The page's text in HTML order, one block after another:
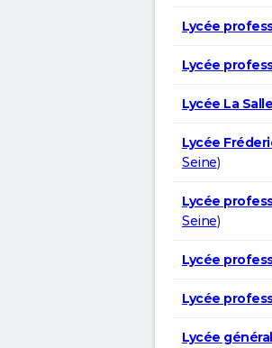
Lycée
Lycée
Lycée La Salle
Lycée
Seine)
Lycée
Seine)
Lycée
Lycée
Lycée